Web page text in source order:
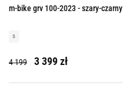
m-bike grv 100-2023 - szary-czarny
s
4 199 3 399 zł